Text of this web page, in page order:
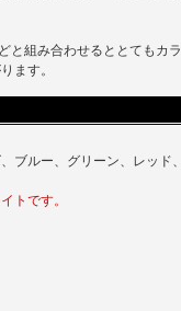
と組み合わせるととてもカラ
ます。
ブルー、グリーン、レッド、
トです。